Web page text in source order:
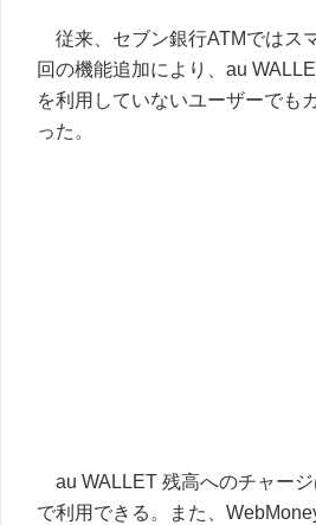
従来、セブン銀行ATMではス
回の機能追加により、au
を利用していないユーザーでも
った。
au WALLET 残高へのチャー
で利用できる。また、